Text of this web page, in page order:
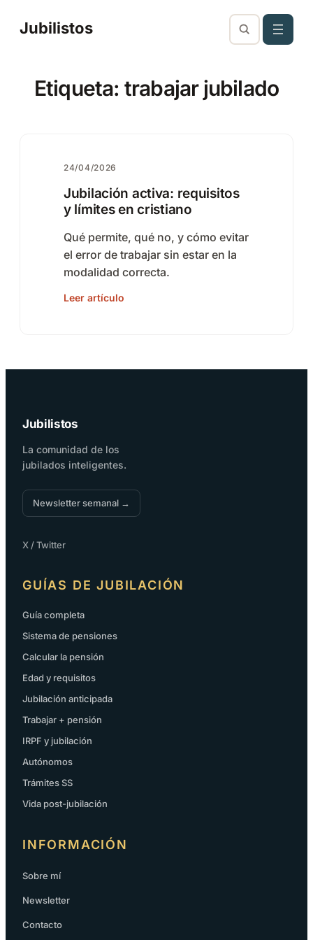
Jubilistos
Etiqueta:trabajar jubilado
24/04/2026
Jubilación activa: requisitos
y límites en cristiano
Qué permite, qué no, y cómo evitar
el error de trabajar sin estar en la
modalidad correcta.
Leer artículo
Jubilistos
La comunidad de los
jubilados inteligentes.
Newsletter semanal →
X / Twitter
GUÍAS DE JUBILACIÓN
Guía completa
Sistema de pensiones
Calcular la pensión
Edad y requisitos
Jubilación anticipada
Trabajar + pensión
IRPF y jubilación
Autónomos
Trámites SS
Vida post-jubilación
INFORMACIÓN
Sobre mí
Newsletter
Contacto